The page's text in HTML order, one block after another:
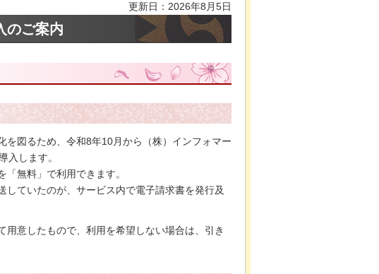
更新日：2026年8月5日
のご案内
図るため、令和8年10月から（株）インフォマー
入します。
無料」で利用できます。
ていたのが、サービス内で電子請求書を発行及
意したもので、利用を希望しない場合は、引き